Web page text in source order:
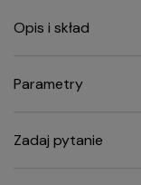
Opis i skład
Parametry
Zadaj pytanie